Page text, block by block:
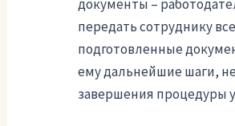
документы –
передать сотруднику все
подготовленные
ему дальнейшие шаги,
завершения процедуры